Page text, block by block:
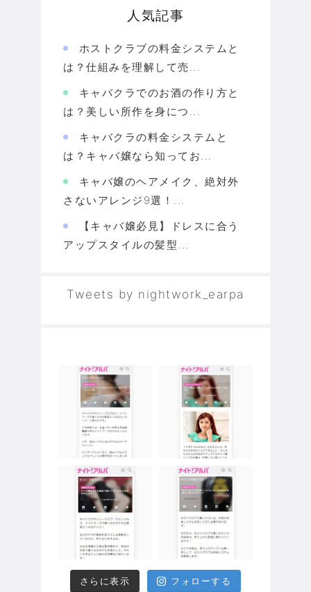
人気記事
ホストクラブの料金システムと
は？仕組みを理解して売...
キャバクラでのお酒の作り方と
は？美しい所作を身につ...
キャバクラの料金システムと
は？キャバ嬢なら知ってお...
キャバ嬢のヘアメイク、絶対外
さないアレンジ9選！...
【キャバ嬢必見】ドレスに合う
アップスタイルの髪型...
Tweets by nightwork_earpa
さらに表示 フォローする